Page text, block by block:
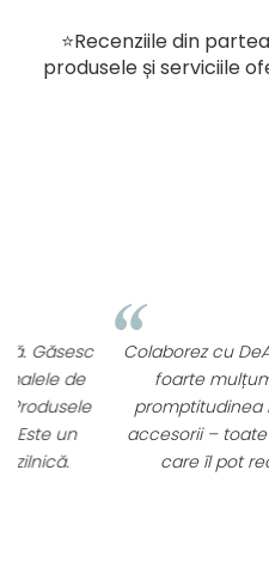
2 KG
HRĂNIRE MIXTĂ
(CROCHETE+HRANĂ UMEDĂ)
2 KG
5 KG
⭐Recenziile din
produsele și serviciile
L
Colaborez cu
foarte mulțumită de
promptitudinea livrărilor.
accesorii – toate într-un
care îl pot recomanda